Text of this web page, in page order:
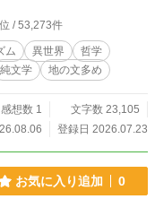
つける異形の獣」が現れた
る。 傷つけられることへの
にねじ伏せようとする、究
法も倫理もブレーキもない
し、美しき廃墟の王となっ
に完結します。
位 / 53,273件
ム 異世界
哲学
純文学 地の文多め
感想数 1
文字数 23,105
登録日 2026.07.23
お気に入り追加 0